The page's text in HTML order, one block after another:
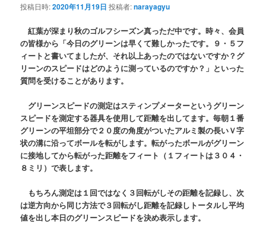
投稿日時:2020年11月19日 投稿者:narayagyu
紅葉が深まり秋のゴルフシーズン真っただ中です。時々、会員
の皆様から「今日のグリーンは早くて難しかったです。９・５フ
ィートと書いてましたが、それ以上あったのではないですか？グ
リーンのスピードはどのように測っているのですか？」といった
質問を受けることがあります。
グリーンスピードの測定はスティンプメーターというグリーン
スピードを測定する器具を使用して距離を出してます。毎朝１番
グリーンの平坦部分で２０度の角度がついたアルミ製の長いＶ字
状の溝に沿ってボールを転がします。転がったボールがグリーン
に接地してから転がった距離をフィート（１フィートは３０４・
８ミリ）で表します。
もちろん測定は１回ではなく３回転がしその距離を記録し、次
は逆方向から同じ方法で３回転がし距離を記録しトータルし平均
値を出し本日のグリーンスピードを決め表示します。